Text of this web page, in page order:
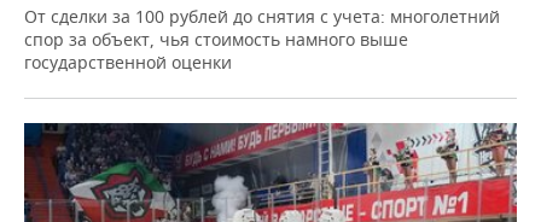
От сделки за 100 рублей до снятия с учета: многолетний
спор за объект, чья стоимость намного выше
государственной оценки